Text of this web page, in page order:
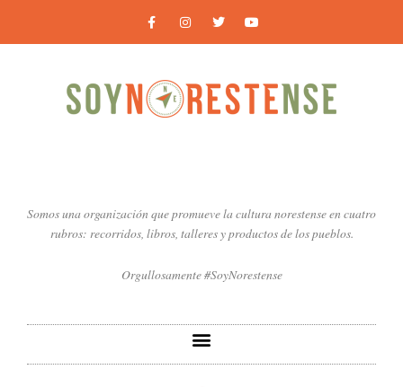
contenido
F
a
o
k
-
I
n
r
a
m
T
w
r
Y
o
e
Somos una organización que promueve la cultura norestense en cuatro
rubros: recorridos, libros, talleres y productos de los pueblos.
Orgullosamente #SoyNorestense